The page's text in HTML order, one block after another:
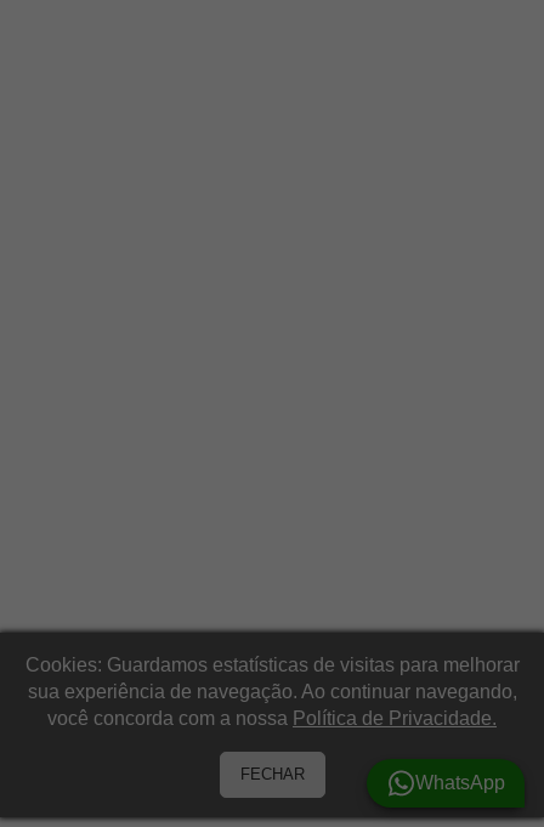
Cookies: Guardamos estatísticas de visitas para melhorar
sua experiência de navegação. Ao continuar navegando,
você concorda com a nossa Política de Privacidade.
FECHAR WhatsApp